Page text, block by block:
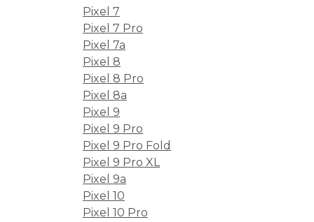
Pixel 7
Pixel 7 Pro
Pixel 7a
Pixel 8
Pixel 8 Pro
Pixel 8a
Pixel 9
Pixel 9 Pro
Pixel 9 Pro Fold
Pixel 9 Pro XL
Pixel 9a
Pixel 10
Pixel 10 Pro